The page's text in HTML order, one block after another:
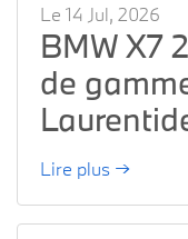
Le 14 Jul, 2026
BMW X7
de
Lire plus →